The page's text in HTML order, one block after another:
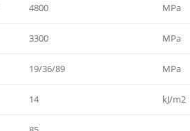
4800 MPa
3300 MPa
19/36/89 MPa
14 kJ/m2